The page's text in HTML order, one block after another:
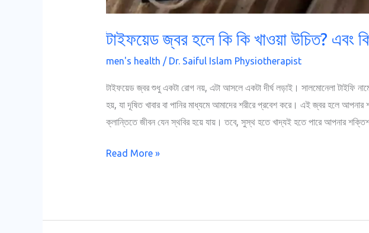
টাইফয়েড জ্বর হলে কি কি খাওয়া উচিত? এবং
men's health / Dr. Saiful Islam Physiotherapist
টাইফয়েড জ্বর শুধু একটা রোগ নয়, এটা আসলে একটা দীর্ঘ লড়াই। সালমোনেলা টাইফি
হয়, যা দূষিত খাবার বা পানির মাধ্যমে আমাদের শরীরে প্রবেশ করে। এই জ্বর হলে
ক্লান্তিতে জীবন যেন স্থবির হয়ে যায়। তবে, সুস্থ হতে খাদ্যই হতে পারে আপনার
Read More »